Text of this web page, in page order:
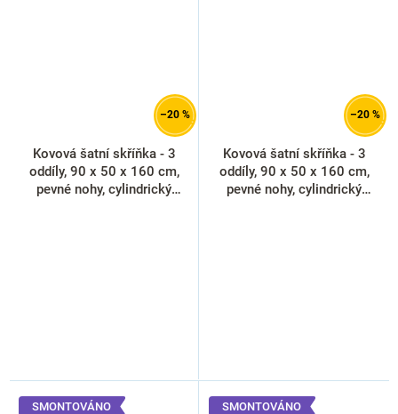
–20 %
Kovová šatní skříňka - 3
oddíly, 90 x 50 x 160 cm,
pevné nohy, cylindrický
–20 %
Kovová šatní skříňka - 3
oddíly, 90 x 50 x 160 cm,
pevné nohy, cylindrický
SMONTOVÁNO SMONTOVÁNO